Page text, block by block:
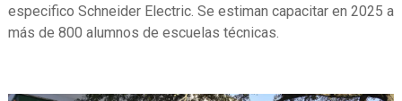
especifico Schneider Electric. Se estiman capacitar en 2025 a
más de 800 alumnos de escuelas técnicas.